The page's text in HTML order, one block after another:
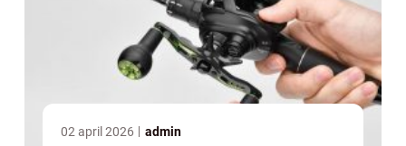
02 april 2026 admin